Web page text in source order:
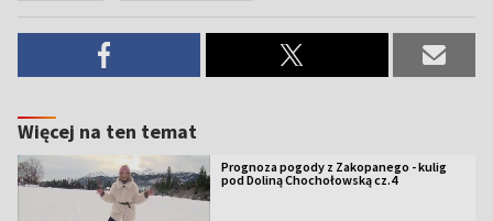
Więcej na ten temat
Prognoza pogody z Zakopanego - kulig
pod Doliną Chochołowską cz.4